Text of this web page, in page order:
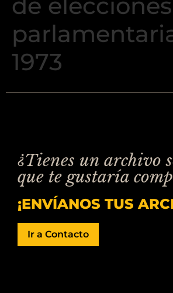
1973
¿Tienes un archivo
que te gustaría
¡ENVÍANOS TUS
Ir a Contacto